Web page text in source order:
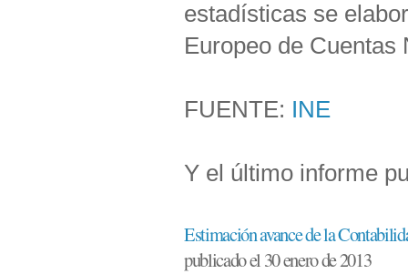
estadísticas se
Europeo de
FUENTE: INE
Y el último informe
Estimación avance de la
publicado el 30 enero de 2013